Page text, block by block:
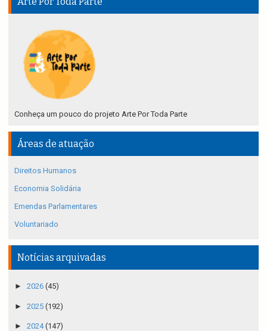
Conheça um pouco do projeto Arte Por Toda Parte
Áreas de atuação
Direitos Humanos
Economia Solidária
Emendas Parlamentares
Voluntariado
Notícias arquivadas
► 2026 (45)
► 2025 (192)
► 2024(147)